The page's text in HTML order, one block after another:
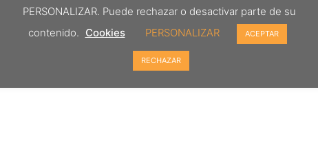
PERSONALIZAR. Puede rechazar o desactivar parte de su
contenido. Cookies PERSONALIZAR ACEPTAR
RECHAZAR